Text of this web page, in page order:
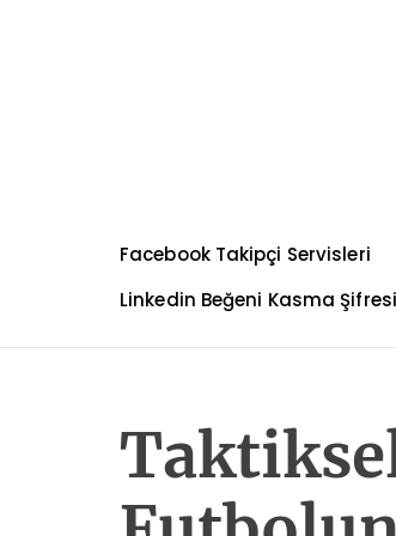
t
Facebook Takipçi Servisleri
Linkedin Beğeni Kasma